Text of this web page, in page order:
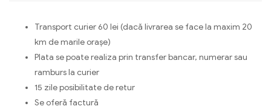
Transport curier 60 lei (dacă livrarea se face la maxim 20
km de marile orașe)
Plata se poate realiza prin transfer bancar, numerar sau
ramburs la curier
15 zile posibilitate de retur
Se oferă factură